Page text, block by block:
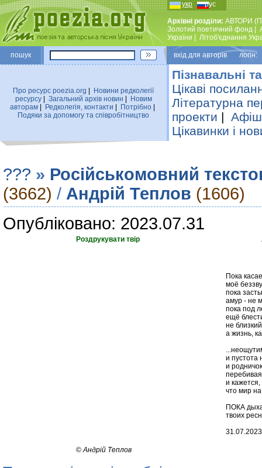
укр рус
Архівні розділи: АВТОРИ
Золотий поетичний фонд
України
Лiтоб'єднання
пошук вхiд для авторiв логін:
Про ресурс poezia.org
Новини редколегiї
ресурсу| Загальний архiв новин
Новим
авторам
Редколегiя, контакти Потрiбно
Подяки за допомогу та співробітництво
Пізнавальні
Цікаві
Літературна
проекти |
Цікавинки і
??? » Російськомовний
(3662) / Андрій Теплов (1606)
Опубліковано: 2023.07.31
Роздрукувати твір
Пока
моё
пока
амур - не
пока под
ещё
не
а жизнь,
и пустота
и
и кажется,
что мир на
ПОКА
твоих
31.07.2023
©Андрій Теплов